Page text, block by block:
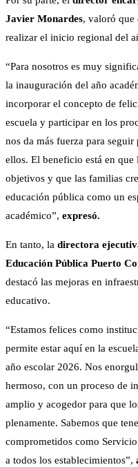
Javier Monardes, valoró que
realizar el inicio regional del
“Para nosotros es muy
la inauguración del año
incorporar el concepto de
escuela y participar en los
nos da más fuerza para
ellos. El beneficio está en que
objetivos y que las familias
educación pública como un
académico”, expresó.
En tanto, la directora
Educación Pública Puerto
destacó las mejoras en
educativo.
“Estamos felices como
permite estar aquí en la
año escolar 2026. Nos
hermoso, con un proceso de
amplio y acogedor para que
plenamente. Sabemos que
comprometidos como
a todos los establecimientos”,